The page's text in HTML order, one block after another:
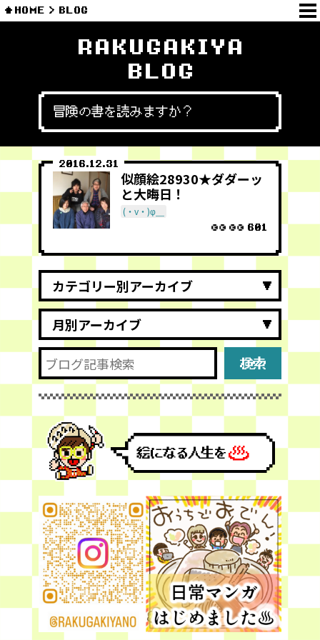
HOME BLOG
RAKUGAKIYA
BLOG
冒険の書を読みますか？
2016.12.31
似顔絵28930★ダダーッ
と大晦日！
(・v・)φ＿
601